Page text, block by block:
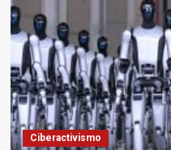
Ciberactivismo